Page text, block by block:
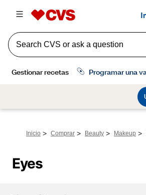
Inicio > Comprar > Beauty > Makeup >
Eyes